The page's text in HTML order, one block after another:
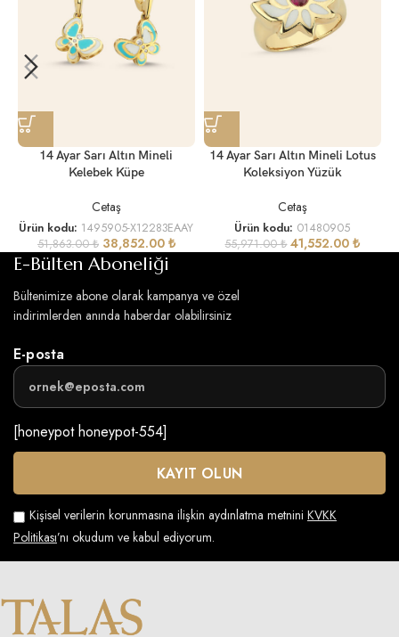
14 Ayar Sarı Altın Mineli
Kelebek Küpe
Cetaş
Ürün kodu: 1495905-X12283EAAY
51,863.00₺ 38,852.00 ₺
14 Ayar Sarı Altın Mineli Lotus
Koleksiyon Yüzük
Cetaş
Ürün kodu: 01480905
55,971.00₺ 41,552.00₺
E-Bülten Aboneliği
Bültenimize abone olarak kampanya ve özel
indirimlerden anında haberdar olabilirsiniz
E-posta
[honeypot honeypot-554]
Kişisel verilerin korunmasına ilişkin aydınlatma metnini KVKK
Politikası’nı okudum ve kabul ediyorum.